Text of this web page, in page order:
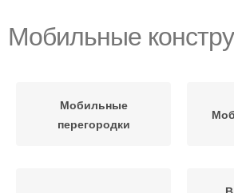
Мобильные
Мобильные
перегородки